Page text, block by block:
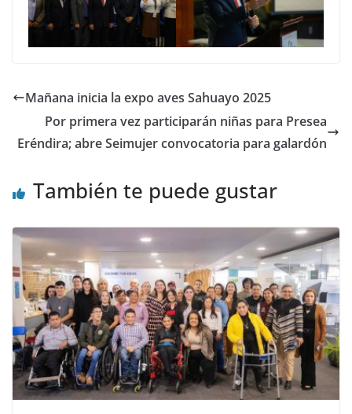
Mañana inicia la expo aves Sahuayo 2025
Por primera vez participarán niñas para Presea
Eréndira; abre Seimujer convocatoria para galardón
También te puede gustar